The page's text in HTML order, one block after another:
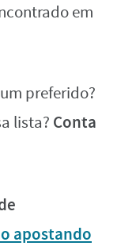
em
preferido?
lista? Conta
apostando